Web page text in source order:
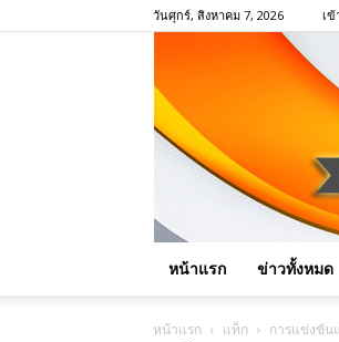
วันศุกร์, สิงหาคม 7, 2026 เ
หน้าแรก ข่าวทั้งหมด
หน้าแรก แท็ก การแข่งขั